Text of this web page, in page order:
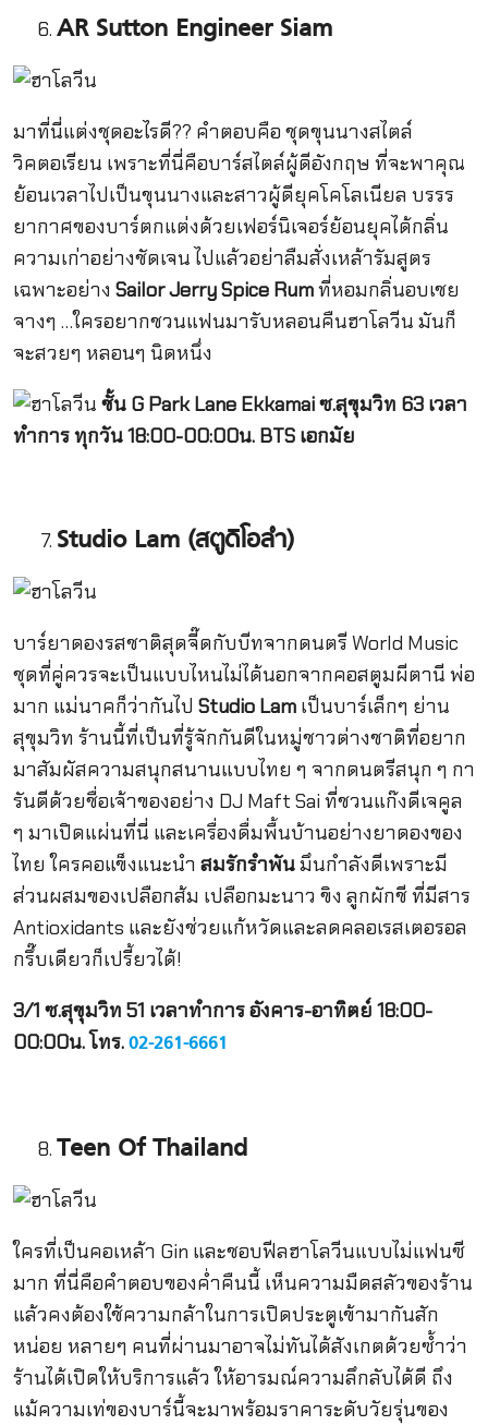
AR Sutton Engineer Siam
มาที่นี่แต่งชุดอะไรดี?? คำตอบคือ ชุดขุนนางสไตล์
วิคตอเรียน เพราะที่นี่คือบาร์สไตล์ผู้ดีอังกฤษ ที่จะพาคุณ
ย้อนเวลาไปเป็นขุนนางและสาวผู้ดียุคโคโลเนียล บรรร
ยากาศของบาร์ตกแต่งด้วยเฟอร์นิเจอร์ย้อนยุคได้กลิ่น
ความเก่าอย่างชัดเจน ไปแล้วอย่าลืมสั่งเหล้ารัมสูตร
เฉพาะอย่าง Sailor Jerry Spice Rumที่หอมกลิ่นอบเชย
จางๆ …ใครอยากชวนแฟนมารับหลอนคืนฮาโลวีน มันก็
จะสวยๆ หลอนๆ นิดหนึ่ง
ชั้น G Park Lane Ekkamai ซ.สุขุมวิท 63 เวลา
ทำการ ทุกวัน 18:00-00:00น. BTS เอกมัย
Studio Lam (สตูดิโอลำ)
บาร์ยาดองรสชาติสุดจี๊ดกับบีทจากดนตรี World Music
ชุดที่คู่ควรจะเป็นแบบไหนไม่ได้นอกจากคอสตูมผีตานี พ่อ
มาก แม่นาคก็ว่ากันไป Studio Lam เป็นบาร์เล็กๆ ย่าน
สุขุมวิท ร้านนี้ที่เป็นที่รู้จักกันดีในหมู่ชาวต่างชาติที่อยาก
มาสัมผัสความสนุกสนานแบบไทย ๆ จากดนตรีสนุก ๆ กา
รันตีด้วยชื่อเจ้าของอย่าง DJ Maft Sai ที่ชวนแก๊งดีเจคูล
ๆ มาเปิดแผ่นที่นี่ และเครื่องดื่มพื้นบ้านอย่างยาดองของ
ไทย ใครคอแข็งแนะนำ สมรักรำพันมึนกำลังดีเพราะมี
ส่วนผสมของเปลือกส้ม เปลือกมะนาว ขิง ลูกผักชี ที่มีสาร
Antioxidants และยังช่วยแก้หวัดและลดคลอเรสเตอรอล
กรึ๊บเดียวก็เปรี้ยวได้!
3/1 ซ.สุขุมวิท 51 เวลาทำการ อังคาร-อาทิตย์ 18:00-
00:00น. โทร.02-261-6661
Teen Of Thailand
ใครที่เป็นคอเหล้า Gin และชอบฟีลฮาโลวีนแบบไม่แฟนซี
มาก ที่นี่คือคำตอบของค่ำคืนนี้ เห็นความมืดสลัวของร้าน
แล้วคงต้องใช้ความกล้าในการเปิดประตูเข้ามากันสัก
หน่อย หลายๆ คนที่ผ่านมาอาจไม่ทันได้สังเกตด้วยซ้ำว่า
ร้านได้เปิดให้บริการแล้ว ให้อารมณ์ความลึกลับได้ดี ถึง
แม้ความเท่ของบาร์นี้จะมาพร้อมราคาระดับวัยรุ่นของ